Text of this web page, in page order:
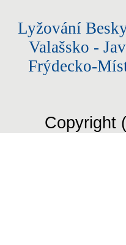
Lyžování
Valašsko -
Frýdecko-
Copyright